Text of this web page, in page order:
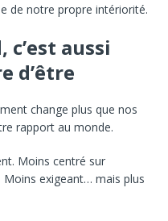
de notre propre intériorité.
c’est aussi
d’être
change plus que nos
rapport au monde.
Moins centré sur
Moins exigeant… mais plus